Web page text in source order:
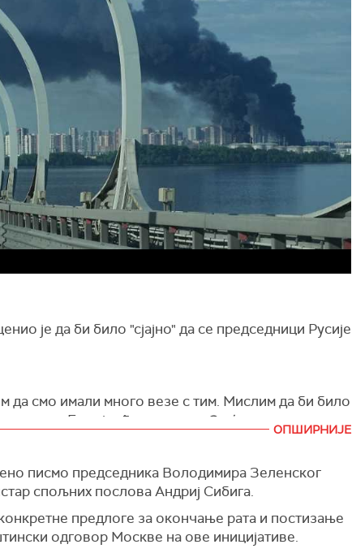
је да би било "сјајно" да се председници Русије
да смо имали много везе с тим. Мислим да би било
у Белој кући, преноси
Скај њуз.
ОПШИРНИЈЕ
писмо председника Володимира Зеленског
спољних послова Андриј Сибига.
предлоге за окончање рата и постизање
одговор Москве на ове иницијативе.